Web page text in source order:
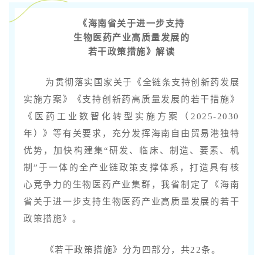
《海南省关于进一步支持
生物医药产业高质量发展的
若干政策措施》解读
为贯彻落实国家关于《全链条支持创新药发展
实施方案》《支持创新药高质量发展的若干措施》
《医药工业数智化转型实施方案（2025-2030
年）》等有关要求，充分发挥海南自由贸易港独特
优势，加快构建集“研发、临床、制造、要素、机
制”于一体的全产业链政策支撑体系，打造具有核
心竞争力的生物医药产业集群，我省制定了《海南
省关于进一步支持生物医药产业高质量发展的若干
政策措施》。
《若干政策措施》分为四部分，共22条。